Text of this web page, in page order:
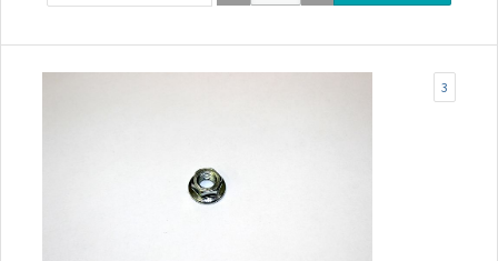
3